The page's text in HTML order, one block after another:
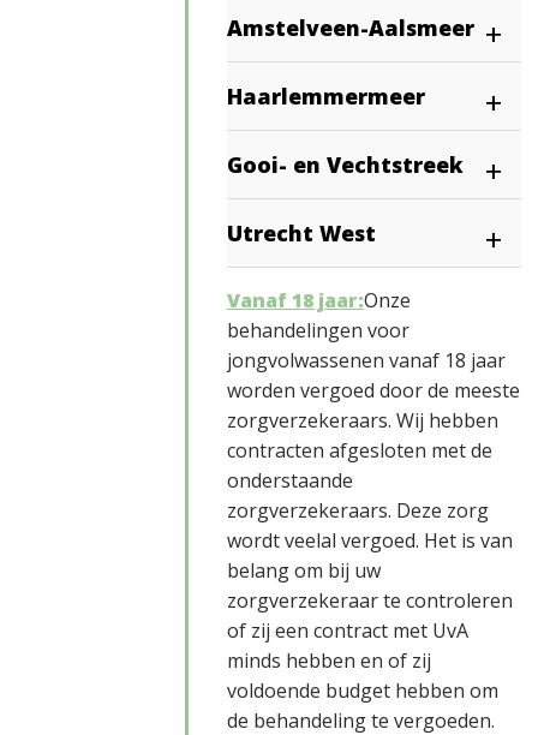
Amstelveen-Aalsmeer
Haarlemmermeer
Gooi- en Vechtstreek
Utrecht West
Vanaf 18 jaar:Onze
behandelingen voor
jongvolwassenen vanaf 18 jaar
worden vergoed door de meeste
zorgverzekeraars. Wij hebben
contracten afgesloten met de
onderstaande
zorgverzekeraars. Deze zorg
wordt veelal vergoed. Het is van
belang om bij uw
zorgverzekeraar te controleren
of zij een contract met UvA
minds hebben en of zij
voldoende budget hebben om
de behandeling te vergoeden.